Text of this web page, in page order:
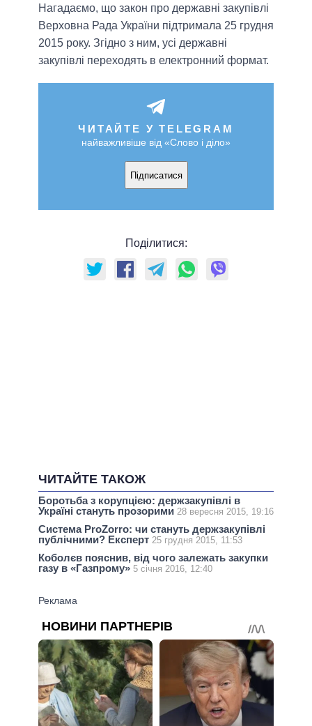
Нагадаємо, що закон про державні закупівлі
Верховна Рада України підтримала 25 грудня
2015 року. Згідно з ним, усі державні
закупівлі переходять в електронний формат.
ЧИТАЙТЕ У TELEGRAM
найважливіше від «Слово і діло»
Підписатися
Поділитися:
ЧИТАЙТЕ ТАКОЖ
Боротьба з корупцією: держзакупівлі в
Україні стануть прозорими 28 вересня 2015, 19:16
Система ProZorro: чи стануть держзакупівлі
публічними? Експерт 25 грудня 2015, 11:53
Коболєв пояснив, від чого залежать закупки
газу в «Газпрому» 5 січня 2016, 12:40